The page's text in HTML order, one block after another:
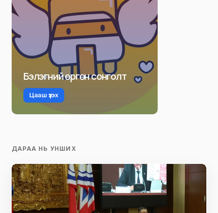
Бэлэгний өргөн сонголт
Цааш үзэх
ДАРАА НЬ УНШИХ